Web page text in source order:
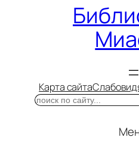
Карта сайта
Поиск